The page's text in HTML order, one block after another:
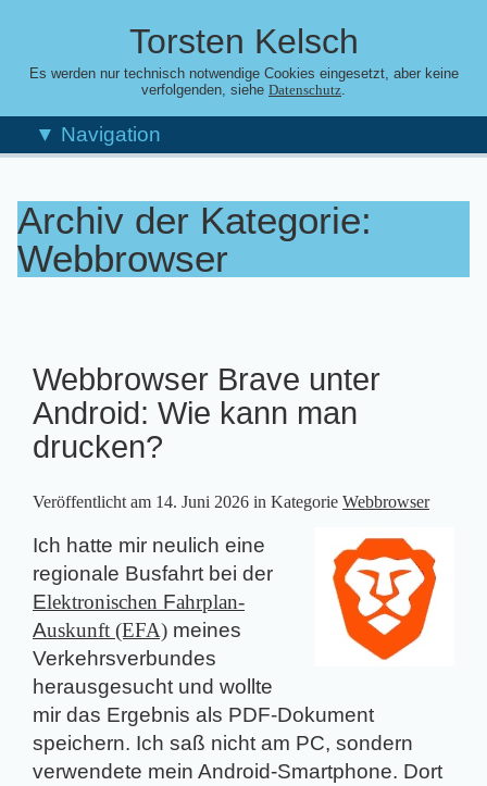
Torsten Kelsch
Es werden nur technisch notwendige Cookies eingesetzt, aber keine
verfolgenden, siehe Datenschutz.
▼ Navigation
Archiv der Kategorie:
Webbrowser
Webbrowser Brave unter
Android: Wie kann man
drucken?
Veröffentlicht am 14. Juni 2026 in Kategorie Webbrowser
Ich hatte mir neulich eine
regionale Busfahrt bei der
Elektronischen Fahrplan-
Auskunft (EFA) meines
Verkehrsverbundes
herausgesucht und wollte
mir das Ergebnis als PDF-Dokument
speichern. Ich saß nicht am PC, sondern
verwendete mein Android-Smart­­­phone. Dort